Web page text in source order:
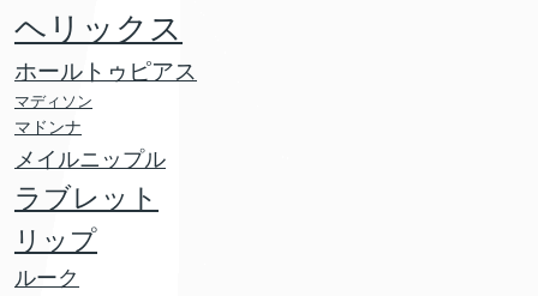
ヘリックス
ホールトゥピアス
マディソン
マドンナ
メイルニップル
ラブレット
リップ
ルーク